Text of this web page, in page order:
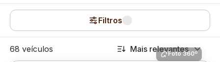
Filtros
68 veículos Mais relevantes
Foto 360º